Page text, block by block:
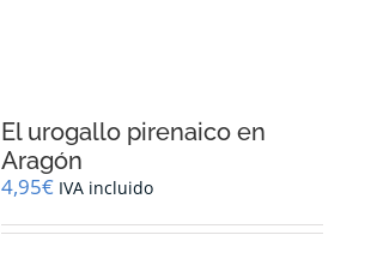
El urogallo pirenaico en
Aragón
4,95€ IVA incluido